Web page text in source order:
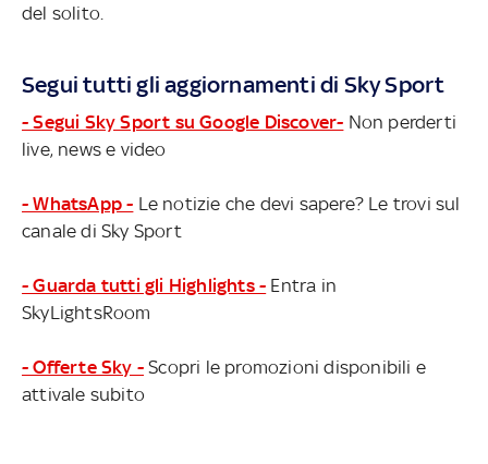
del solito.
Segui tutti gli aggiornamenti di Sky Sport
- Segui Sky Sport su Google Discover- Non perderti
live, news e video
- WhatsApp - Le notizie che devi sapere? Le trovi sul
canale di Sky Sport
- Guarda tutti gli Highlights - Entra in
SkyLightsRoom
- Offerte Sky - Scopri le promozioni disponibili e
attivale subito